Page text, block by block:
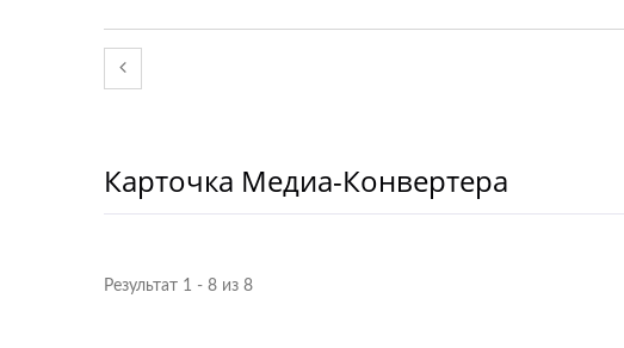
Карточка Медиа-Конвертера
Результат 1 - 8 из 8